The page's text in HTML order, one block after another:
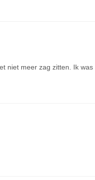
niet meer zag zitten. Ik was